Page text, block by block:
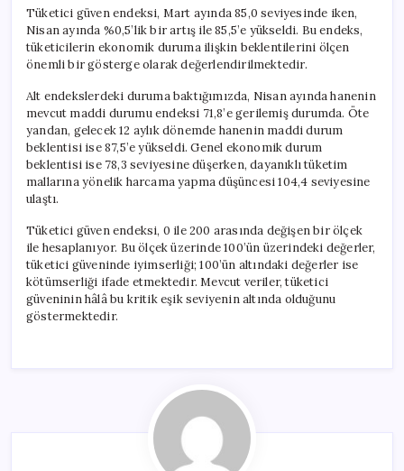
Hâlâ
Aşılmadı
için
Tüketici güven endeksi, Mart ayında 85,0 seviyesinde iken,
Nisan ayında %0,5’lik bir artış ile 85,5’e yükseldi. Bu endeks,
tüketicilerin ekonomik duruma ilişkin beklentilerini ölçen
önemli bir gösterge olarak değerlendirilmektedir.
Alt endekslerdeki duruma baktığımızda, Nisan ayında hanenin
mevcut maddi durumu endeksi 71,8’e gerilemiş durumda. Öte
yandan, gelecek 12 aylık dönemde hanenin maddi durum
beklentisi ise 87,5’e yükseldi. Genel ekonomik durum
beklentisi ise 78,3 seviyesine düşerken, dayanıklı tüketim
mallarına yönelik harcama yapma düşüncesi 104,4 seviyesine
ulaştı.
Tüketici güven endeksi, 0 ile 200 arasında değişen bir ölçek
ile hesaplanıyor. Bu ölçek üzerinde 100’ün üzerindeki değerler,
tüketici güveninde iyimserliği; 100’ün altındaki değerler ise
kötümserliği ifade etmektedir. Mevcut veriler, tüketici
güveninin hâlâ bu kritik eşik seviyenin altında olduğunu
göstermektedir.